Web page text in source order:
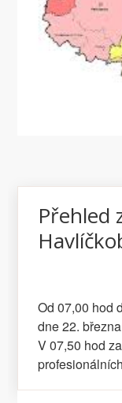
Bc. Petra
Vysočina
Přehled
Od 07,00 hod
dne 22.
V 07,50 hod